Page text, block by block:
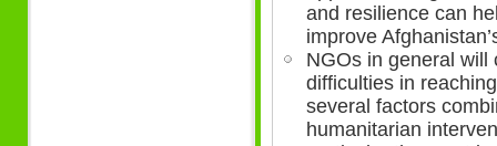
and resilience can
improve
NGOs in general will
difficulties in
several factors
humanitarian